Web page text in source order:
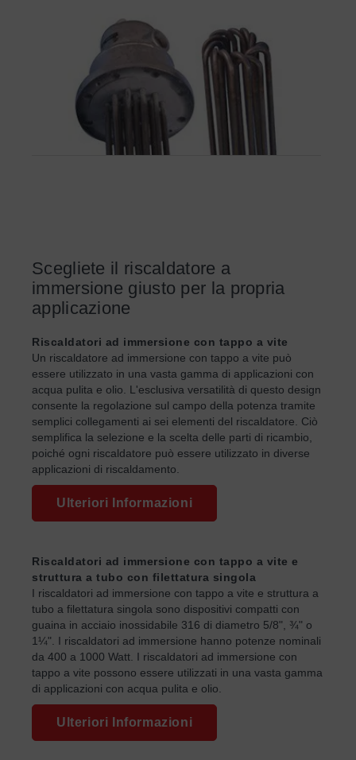
Scegliete il riscaldatore a
immersione giusto per la propria
applicazione
Riscaldatori ad immersione con tappo a vite
Un riscaldatore ad immersione con tappo a vite può
essere utilizzato in una vasta gamma di applicazioni con
acqua pulita e olio. L'esclusiva versatilità di questo design
consente la regolazione sul campo della potenza tramite
semplici collegamenti ai sei elementi del riscaldatore. Ciò
semplifica la selezione e la scelta delle parti di ricambio,
poiché ogni riscaldatore può essere utilizzato in diverse
applicazioni di riscaldamento.
Ulteriori Informazioni
Riscaldatori ad immersione con tappo a vite e
struttura a tubo con filettatura singola
I riscaldatori ad immersione con tappo a vite e struttura a
tubo a filettatura singola sono dispositivi compatti con
guaina in acciaio inossidabile 316 di diametro 5/8", ¾" o
1¼". I riscaldatori ad immersione hanno potenze nominali
da 400 a 1000 Watt. I riscaldatori ad immersione con
tappo a vite possono essere utilizzati in una vasta gamma
di applicazioni con acqua pulita e olio.
Ulteriori Informazioni